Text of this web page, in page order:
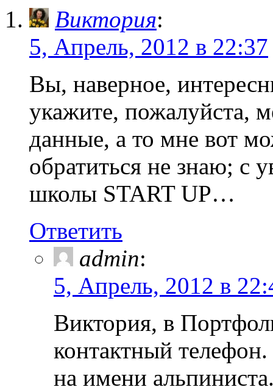
Виктория:
5, Апрель, 2012 в 22:37
Вы, наверное,
укажите, пожалуйста,
данные, а то мне вот
обратиться не знаю; с
школы START UP…
Ответить
admin:
5, Апрель, 2012 в
Виктория, в
контактный
на имени